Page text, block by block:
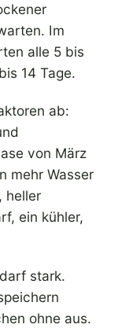
Im
alle 5 bis
14 Tage.
ab:
von März
mehr Wasser
heller
ein kühler,
stark.
ohne aus.